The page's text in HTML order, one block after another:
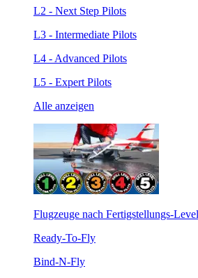
L2 - Next Step Pilots
L3 - Intermediate Pilots
L4 - Advanced Pilots
L5 - Expert Pilots
Alle anzeigen
Flugzeuge nach Fertigstellungs-Level
Ready-To-Fly
Bind-N-Fly